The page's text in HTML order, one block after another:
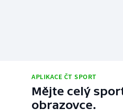
APLIKACE ČT SPORT
Mějte celý
obrazovce.